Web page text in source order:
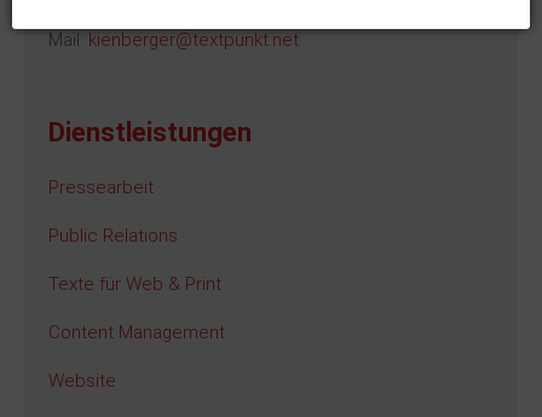
Mail: kienberger@textpunkt.net
Dienstleistungen
Pressearbeit
Public Relations
Texte für Web & Print
Content Management
Website